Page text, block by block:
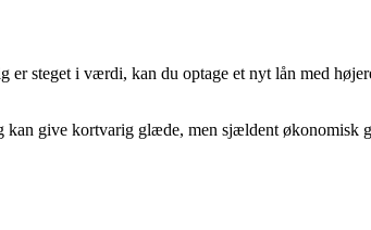
steget i værdi, kan du optage et nyt lån med
give kortvarig glæde, men sjældent økonomisk